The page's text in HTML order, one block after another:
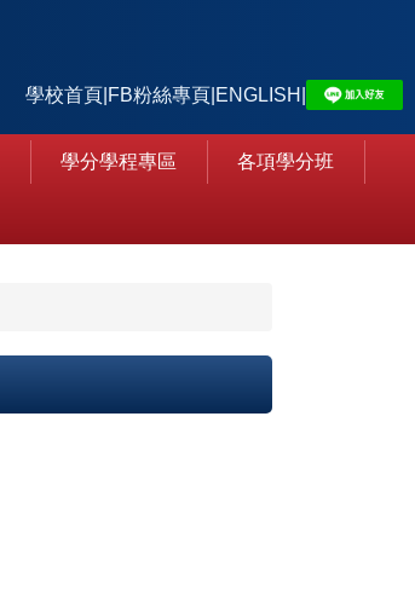
學校首頁 FB粉絲專頁 ENGLISH
學分學程專區 各項學分班